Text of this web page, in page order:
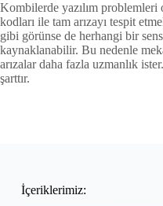
Kombilerde yazılım problemleri
kodları ile tam arızayı tespit
gibi görünse de herhangi bir
kaynaklanabilir. Bu nedenle
arızalar daha fazla uzmanlık
şarttır.
İçeriklerimiz: